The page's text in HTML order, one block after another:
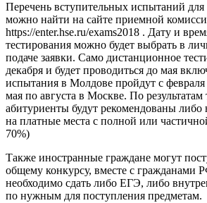
Перечень вступительных испытаний
можно найти на сайте приемной
https://enter.hse.ru/exams2018 . Дату и
тестирования можно будет выбрать в
подаче заявки. Само дистанционное
декабря и будет проводиться до мая
испытания в Молдове пройдут с февраля
мая по августа в Москве. По результатам
абитуриенты будут рекомендованы
на платные места с полной или
70%)
Также иностранные граждане могут
общему конкурсу, вместе с гражданами
необходимо сдать либо ЕГЭ, либо
по нужным для поступления предметам.